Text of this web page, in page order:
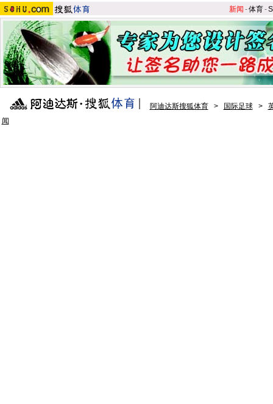
新闻 -体育-S
阿迪达斯搜狐体育 > 国际足球 >
闻